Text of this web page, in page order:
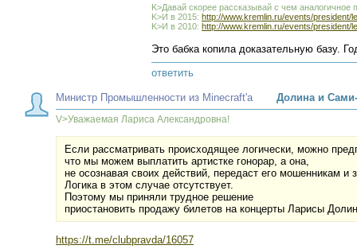
K>Давай скорее рассказывай с чем аналогичное
K>И в 2015: http://www.kremlin.ru/events/president/
K>И в 2010: http://www.kremlin.ru/events/president/
Это бабка копила доказательную базу.
ответить
Министр Промышленности из Minecraft'а Долина и Сами-
V>Уважаемая Лариса Александровна!
Если рассматривать происходящее логически, можно
что мы можем выплатить артистке гонорар, а она,
не осознавая своих действий, передаст его мошенникам и
Логика в этом случае отсутствует.
Поэтому мы приняли трудное решение
приостановить продажу билетов на концерты Ларисы
https://t.me/clubpravda/16057